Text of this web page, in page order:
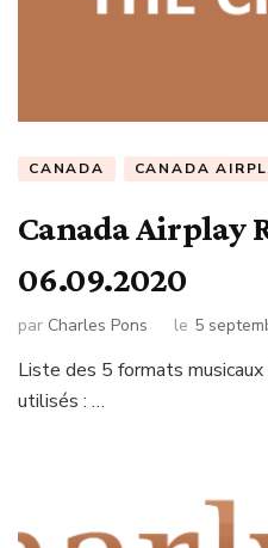
CANADA CANADA
Canada Airplay
06.09.2020
par Charles Pons le 5
Liste des 5 formats
utilisés : …